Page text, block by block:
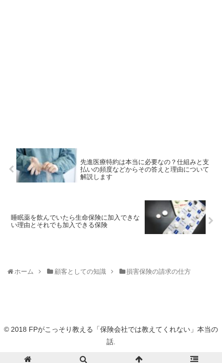
先進医療特約は本当に必要なの？仕組みと支
払いの頻度などからその答えと理由について
解説します
睡眠薬を飲んでいたら生命保険に加入できな
い理由とそれでも加入できる保険
ホーム 顧客としての知識 損害保険の請求の仕方
© 2018 FPがこっそり教える「保険会社では教えてくれない」本当の
話.